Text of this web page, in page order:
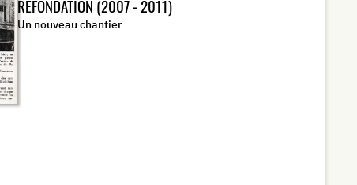
REFONDATION (2007 - 2011)
Un nouveau chantier